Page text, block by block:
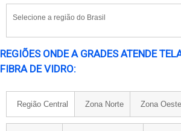
Selecione a região do Brasil
REGIÕES ONDE A GRADES ATENDE
FIBRA DE VIDRO:
Região Central Zona Norte Zona Oeste